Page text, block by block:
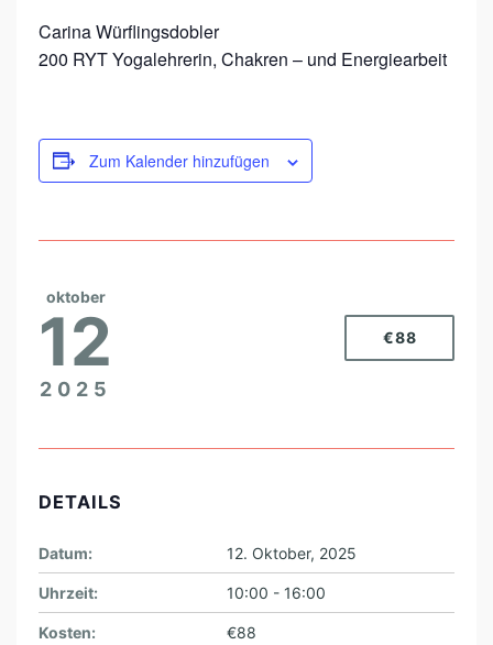
Carina Würflingsdobler
200 RYT Yogalehrerin, Chakren – und Energiearbeit
Zum Kalender hinzufügen
oktober
12
2025
€88
DETAILS
Datum: 12. Oktober, 2025
Uhrzeit: 10:00 - 16:00
Kosten: €88